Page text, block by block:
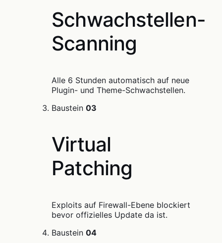
Schwachstellen-
Scanning
Alle 6 Stunden automatisch auf neue
Plugin- und Theme-Schwachstellen.
Baustein 03
Virtual
Patching
Exploits auf Firewall-Ebene blockiert
bevor offizielles Update da ist.
Baustein 04